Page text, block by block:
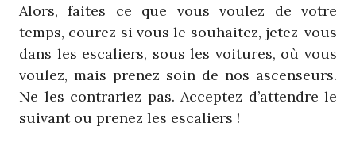
Alors, faites ce que vous voulez de votre
temps, courez si vous le souhaitez, jetez-vous
dans les escaliers, sous les voitures, où vous
voulez, mais prenez soin de nos ascenseurs.
Ne les contrariez pas. Acceptez d’attendre le
suivant ou prenez les escaliers !